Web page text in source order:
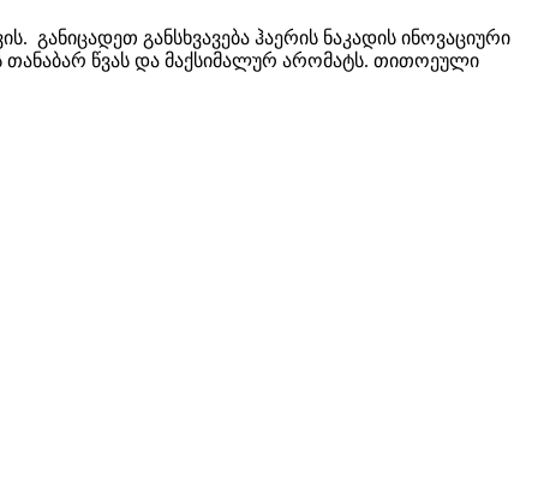
განიცადეთ განსხვავება ჰაერის ნაკადის ინოვაციური
წვას და მაქსიმალურ არომატს. თითოეული